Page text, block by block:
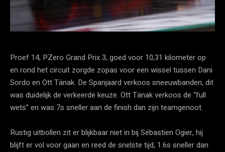
Proef 14, PZero Grand Prix 3, goed voor 10,31 kilometer op
en rond het circuit zorgde zopas voor een wissel tussen Dani
Sordo en Ott Tänak. De Spanjaard verkoos sneeuwbanden, dit
was duidelijk de verkeerde keuze. Ott Tänak verkoos de “full
wets” en was 7s sneller aan de finish dan zijn teamgenoot.
Rustig uitbollen zit er blijkbaar niet in bij Sébastien Ogier, hij
blijft er vol voor gaan en reed de snelste tijd, 1.6s sneller dan